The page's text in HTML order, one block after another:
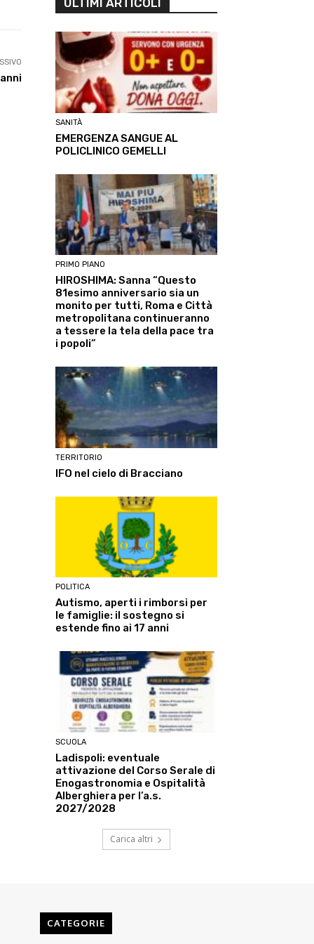
ULTIMI ARTICOLI
SANITÀ
EMERGENZA SANGUE AL
POLICLINICO GEMELLI
PRIMO PIANO
HIROSHIMA: Sanna “Questo
81esimo anniversario sia un
monito per tutti, Roma e Città
metropolitana continueranno
a tessere la tela della pace tra
i popoli”
TERRITORIO
IFO nel cielo di Bracciano
POLITICA
Autismo, aperti i rimborsi per
le famiglie: il sostegno si
estende fino ai 17 anni
SCUOLA
Ladispoli: eventuale
attivazione del Corso Serale di
Enogastronomia e Ospitalità
Alberghiera per l’a.s.
2027/2028
Carica altri
CATEGORIE